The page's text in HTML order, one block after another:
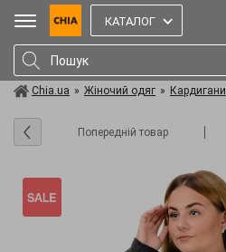
КАТАЛОГ
Chia.ua » Жіночий одяг » Кардигани
Попередній товар